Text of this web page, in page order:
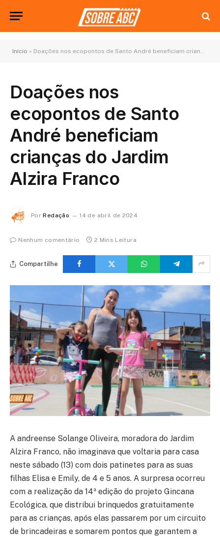
Início » Doações nos ecopontos de Santo André beneficiam crianças do Jardim Alzira Franco
Doações nos
ecopontos de Santo
André beneficiam
crianças do Jardim
Alzira Franco
Por Redação 14 de abril de 2024
Nenhum comentário 2 Mins Leitura
Compartilhe
A andreense Solange Oliveira, moradora do Jardim
Alzira Franco, não imaginava que voltaria para casa
neste sábado (13) com dois patinetes para as suas
filhas Elisa e Emily, de 4 e 5 anos. A surpresa ocorreu
com a realização da 14ª edição do projeto Gincana
Ecológica, que distribui brinquedos gratuitamente
para as crianças, após elas passarem por um circuito
de brincadeiras e somarem pontos que garantem a